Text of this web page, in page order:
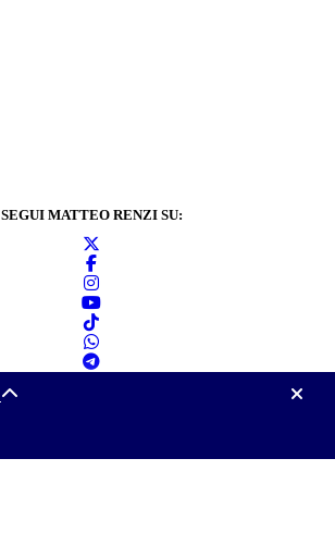
SEGUI MATTEO RENZI SU: